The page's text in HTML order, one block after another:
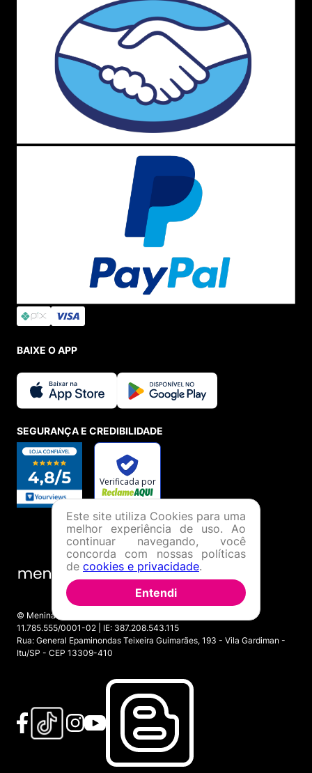
BAIXE O APP
SEGURANÇA E CREDIBILIDADE
© Menina Shoes Comércio de Modas Eireli - EPP CNPJ:
11.785.555/0001-02 | IE: 387.208.543.115
Rua: General Epaminondas Teixeira Guimarães, 193 - Vila Gardiman -
Itu/SP - CEP 13309-410
Este site utiliza Cookies para uma
melhor experiência de uso. Ao
continuar navegando, você
concorda com nossas políticas
de cookies e privacidade.
Entendi